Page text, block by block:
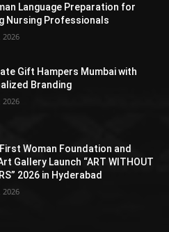
Language Preparation for
Nursing Professionals
2026
Gift Hampers Mumbai with
Branding
2026
Woman Foundation and
Gallery Launch “ART WITHOUT
2026 in Hyderabad
2026